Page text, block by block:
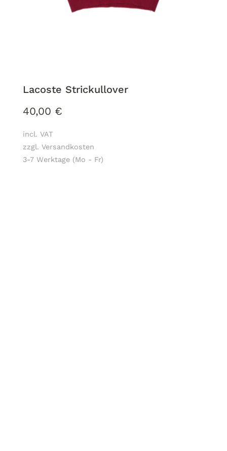
Lacoste Strickullover
40,00 €
incl. VAT
zzgl. Versandkosten
3-7 Werktage (Mo - Fr)